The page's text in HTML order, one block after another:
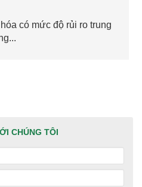
có mức độ rủi ro trung
CHÚNG TÔI